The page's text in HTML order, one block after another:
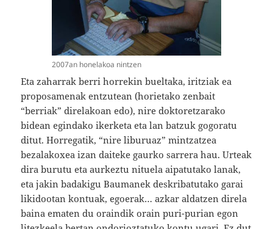
2007an honelakoa nintzen
Eta zaharrak berri horrekin bueltaka, iritziak ea
proposamenak entzutean (horietako zenbait
“berriak” direlakoan edo), nire doktoretzarako
bidean egindako ikerketa eta lan batzuk gogoratu
ditut. Horregatik, “nire liburuaz” mintzatzea
bezalakoxea izan daiteke gaurko sarrera hau. Urteak
dira burutu eta aurkeztu nituela aipatutako lanak,
eta jakin badakigu Baumanek deskribatutako garai
likidootan kontuak, egoerak… azkar aldatzen direla
baina ematen du oraindik orain puri-purian egon